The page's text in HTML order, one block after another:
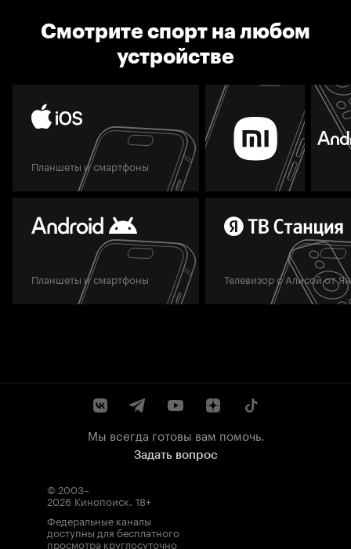
Смотрите спорт на любом
устройстве
Планшеты и смартфоны
Планшеты и смартфоны Телевизор с Алисой от
Мы всегда готовы вам помочь.
Задать вопрос
© 2003–
2026 Кинопоиск. 18+
Федеральные каналы
доступны для бесплатного
просмотра круглосуточно